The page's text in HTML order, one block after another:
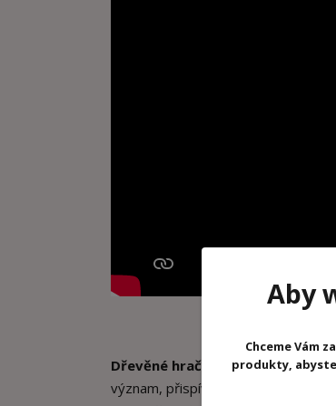
Dřevěné hračky
jsou dnes ve
význam, přispívají k
Aby
Chceme Vám
produkty, abyste